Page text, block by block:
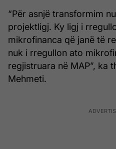
“Për asnjë transformim
projektligj. Ky ligj i
mikrofinanca që janë të
nuk i rregullon ato
regjistruara në MAP”, ka
Mehmeti.